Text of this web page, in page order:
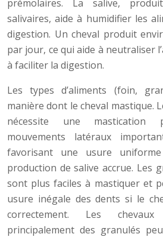
prémolaires. La salive,
salivaires, aide à humidifier les
digestion. Un cheval produit
par jour, ce qui aide à neutraliser
à faciliter la digestion.
Les types d’aliments (foin,
manière dont le cheval mastique.
nécessite une mastication
mouvements latéraux
favorisant une usure
production de salive accrue. Les
sont plus faciles à mastiquer et
usure inégale des dents si le
correctement. Les
principalement des granulés